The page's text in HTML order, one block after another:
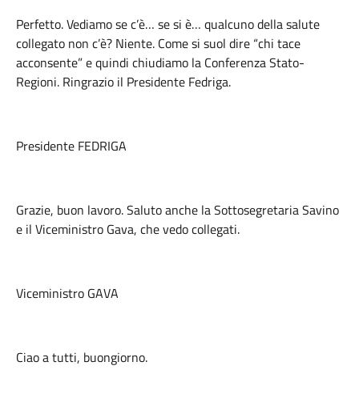
Perfetto. Vediamo se c’è… se si è… qualcuno della salute
collegato non c’è? Niente. Come si suol dire “chi tace
acconsente” e quindi chiudiamo la Conferenza Stato-
Regioni. Ringrazio il Presidente Fedriga.
Presidente FEDRIGA
Grazie, buon lavoro. Saluto anche la Sottosegretaria Savino
e il Viceministro Gava, che vedo collegati.
Viceministro GAVA
Ciao a tutti, buongiorno.